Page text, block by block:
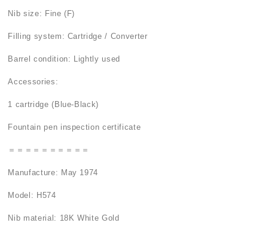
Nib size: Fine (F)
Filling system: Cartridge / Converter
Barrel condition: Lightly used
Accessories:
1 cartridge (Blue-Black)
Fountain pen inspection certificate
＝＝＝＝＝＝＝＝＝＝
Manufacture: May 1974
Model: H574
Nib material: 18K White Gold